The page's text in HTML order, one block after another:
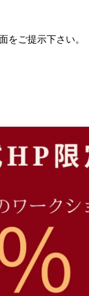
をご提示下さい。